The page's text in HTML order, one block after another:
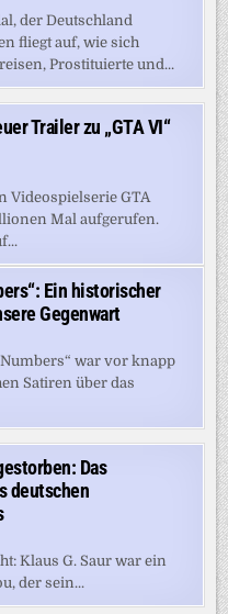
der Deutschland
fliegt auf, wie sich
Prostituierte und...
Trailer zu „GTA VI“
Videospielserie GTA
Mal aufgerufen.
Ein historischer
Gegenwart
war vor knapp
Satiren über das
Das
deutschen
Klaus G. Saur war ein
der sein...